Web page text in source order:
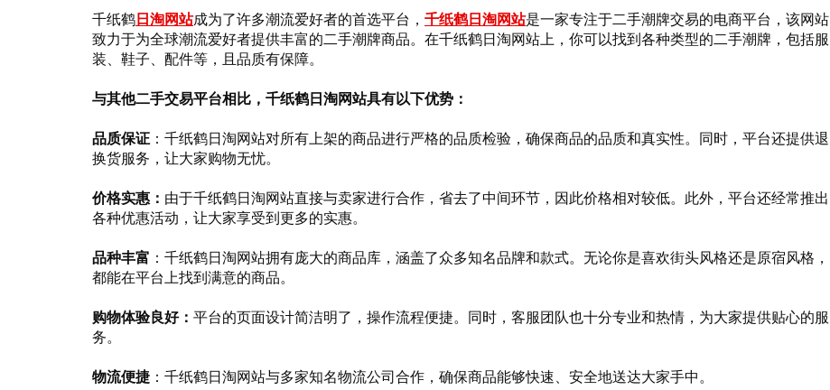
千纸鹤日淘网站成为了许多潮流爱好者的首选平台， 千纸鹤日淘网站是一家专注于二手潮牌交易的电商平台，该网站
致力于为全球潮流爱好者提供丰富的二手潮牌商品。在千纸鹤日淘网站上，你可以找到各种类型的二手潮牌，包括服
装、鞋子、配件等，且品质有保障。
与其他二手交易平台相比，千纸鹤日淘网站具有以下优势：
品质保证 ：千纸鹤日淘网站对所有上架的商品进行严格的品质检验，确保商品的品质和真实性。同时，平台还提供退
换货服务，让大家购物无忧。
价格实惠： 由于千纸鹤日淘网站直接与卖家进行合作，省去了中间环节，因此价格相对较低。此外，平台还经常推出
各种优惠活动，让大家享受到更多的实惠。
品种丰富 ：千纸鹤日淘网站拥有庞大的商品库，涵盖了众多知名品牌和款式。无论你是喜欢街头风格还是原宿风格，
都能在平台上找到满意的商品。
购物体验良好： 平台的页面设计简洁明了，操作流程便捷。同时，客服团队也十分专业和热情，为大家提供贴心的服
务。
物流便捷 ：千纸鹤日淘网站与多家知名物流公司合作，确保商品能够快速、安全地送达大家手中。